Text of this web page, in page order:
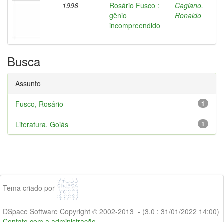
1996
Rosário Fusco :
gênio
incompreendido
Cagiano,
Ronaldo
Busca
Assunto
1
Fusco, Rosário
1
Literatura. Goiás
Tema criado por
DSpace Software Copyright © 2002-2013 - (3.0 : 31/01/2022 14:00)